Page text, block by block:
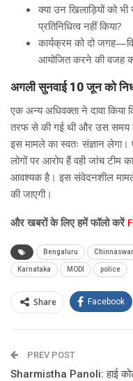
क्या उन खिलाड़ियों को
प्रतिनिधित्व नहीं किया?
कार्यक्रम को दो
आयोजित करने की वजह
अगली सुनवाई 10 जून को
एक अन्य अधिवक्ता ने दावा किया
तरफ से की गई थी और उस समय
इस मामले का स्वतः संज्ञान लेगा।
लोगों पर आरोप हैं वही जांच टीम
आवश्यक है। इस संवेदनशील
की जाएगी।
और खबरों के लिए हमें फॉलो करें
Bengaluru
Karnataka MODI police
Share Facebook
Email
PREV POST
Sharmistha Panoli: हाई